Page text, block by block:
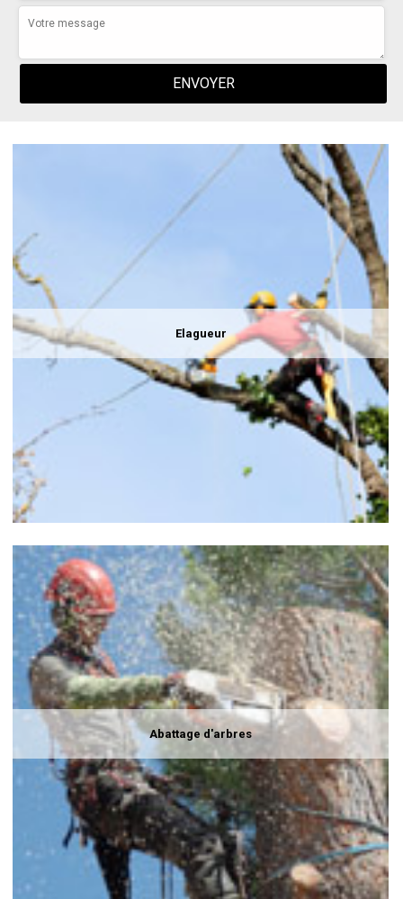
Elagueur
Abattage d'arbres